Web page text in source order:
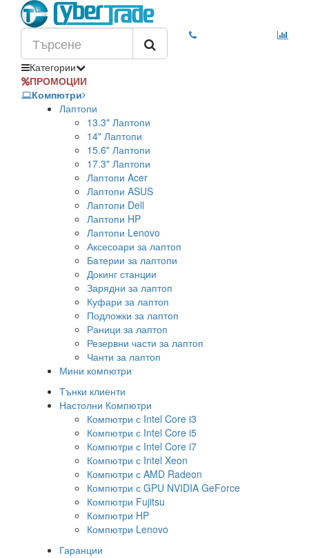
Категории
ПРОМОЦИИ
Компютри
Лаптопи
13.3" Лаптопи
14" Лаптопи
15.6" Лаптопи
17.3" Лаптопи
Лаптопи Acer
Лаптопи ASUS
Лаптопи Dell
Лаптопи HP
Лаптопи Lenovo
Аксесоари за лаптоп
Батерии за лаптопи
Докинг станции
Зарядни за лаптоп
Куфари за лаптоп
Подложки за лаптоп
Раници за лаптоп
Резервни части за лаптоп
Чанти за лаптоп
Мини компютри
Тънки клиенти
Настолни Компютри
Компютри с Intel Core i3
Компютри с Intel Core i5
Компютри с Intel Core i7
Компютри с Intel Xeon
Компютри с AMD Radeon
Компютри с GPU NVIDIA GeForce
Компютри Fujitsu
Компютри HP
Компютри Lenovo
Гаранции